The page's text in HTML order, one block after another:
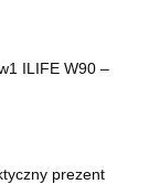
ILIFE W90 –
prezent